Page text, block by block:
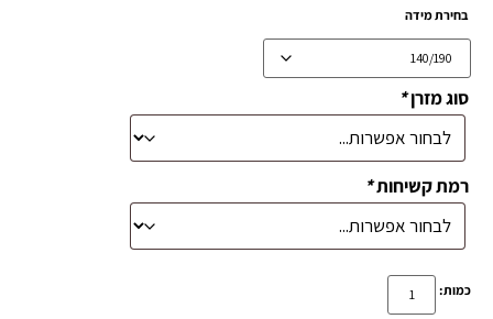
בחירת מידה
סוג מזרן*
רמת קשיחות*
כמות: